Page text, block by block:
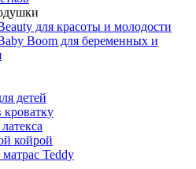
для красоты и молодости
Boom для беременных и
детей
койрой
Teddy